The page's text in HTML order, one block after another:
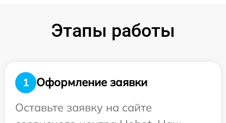
Этапы работы
1
Оформление заявки
Оставьте заявку на сайте